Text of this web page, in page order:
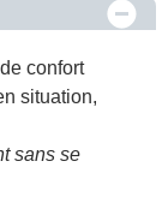
confort
situation,
sans se